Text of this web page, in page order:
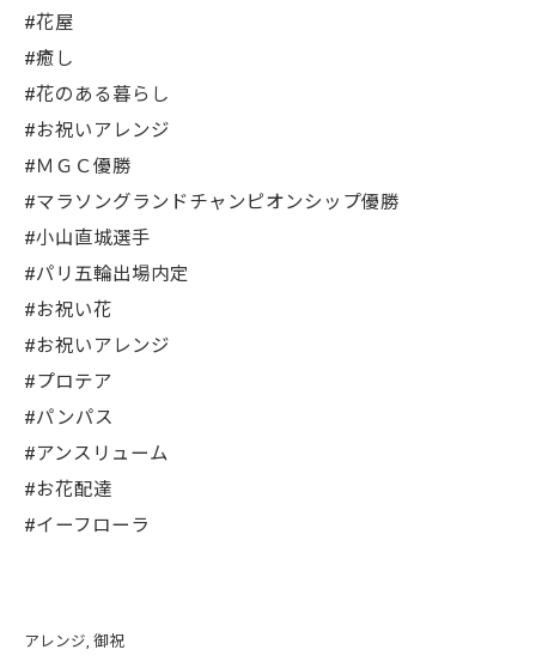
#花屋
#癒し
#花のある暮らし
#お祝いアレンジ
#ＭＧＣ優勝
#マラソングランドチャンピオンシップ優勝
#小山直城選手
#パリ五輪出場内定
#お祝い花
#お祝いアレンジ
#プロテア
#パンパス
#アンスリューム
#お花配達
#イーフローラ
アレンジ 御祝